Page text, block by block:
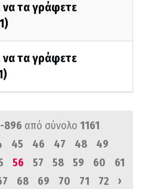
να τα γράφετε
να τα γράφετε
896 από σύνολο 1161
45 46 47 48
49
56 57 58 59 60
61
68 69 70 71 72 ›